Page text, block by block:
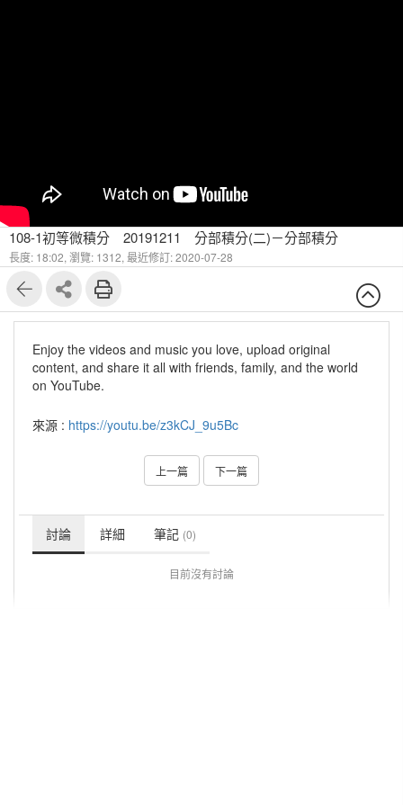
108-1初等微積分 20191211 分部積分(二)－分部積分
長度: 18:02, 瀏覽: 1312, 最近修訂: 2020-07-28
Enjoy the videos and music you love, upload original
content, and share it all with friends, family, and the world
on YouTube.
來源 : https://youtu.be/z3kCJ_9u5Bc
上一篇 下一篇
討論 詳細 筆記 (0)
目前沒有討論